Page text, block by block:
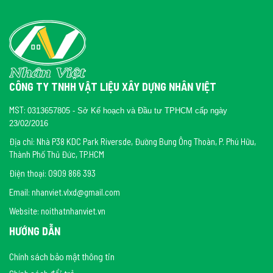
Để biết thêm sản phẩm, bạn có thể tham khảo thêm về
thông minh Toto ,bồn cầu thông minh
cầu ,thiết bị vệ sinh Toto
CÔNG TY TNHH VẬT LIỆU XÂY DỰNG NHÂN VIỆT
MST: 0313657805 - Sở Kế hoạch và Đầu tư TPHCM cấp ngày
23/02/2016
Địa chỉ: Nhà P38 KDC Park Riversde, Đường Bưng Ông Thoàn, P. Phú Hữu,
Thành Phố Thủ Đức, TP.HCM
Điện thoại: 0909 866 393
Email: nhanviet.vlxd@gmail.com
Website: noithatnhanviet.vn
HƯỚNG DẪN
Chính sách bảo mật thông tin